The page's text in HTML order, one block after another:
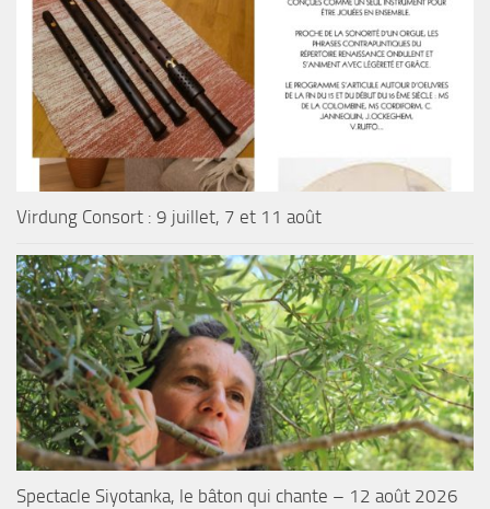
Virdung Consort : 9 juillet, 7 et 11 août
Spectacle Siyotanka, le bâton qui chante – 12 août 2026